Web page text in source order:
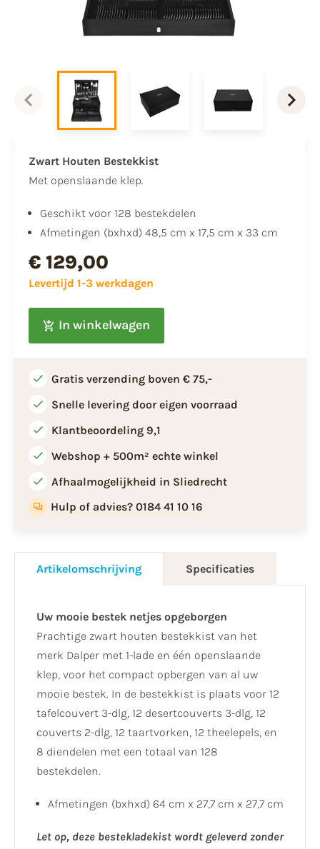
Zwart Houten Bestekkist
Met openslaande klep.
Geschikt voor 128 bestekdelen
Afmetingen (bxhxd) 48,5 cm x 17,5 cm x 33 cm
€ 129,00
Levertijd 1-3 werkdagen
In winkelwagen
Gratis verzending boven € 75,-
Snelle levering door eigen voorraad
Klantbeoordeling 9,1
Webshop + 500m² echte winkel
Afhaalmogelijkheid in Sliedrecht
Hulp of advies? 0184 41 10 16
Artikelomschrijving Specificaties
Uw mooie bestek netjes opgeborgen
Prachtige zwart houten bestekkist van het
merk Dalper met 1-lade en één openslaande
klep, voor het compact opbergen van al uw
mooie bestek. In de bestekkist is plaats voor 12
tafelcouvert 3-dlg, 12 desertcouverts 3-dlg, 12
couverts 2-dlg, 12 taartvorken, 12 theelepels, en
8 diendelen met een totaal van 128
bestekdelen.
Afmetingen (bxhxd) 64 cm x 27,7 cm x 27,7 cm
Let op, deze bestekladekist wordt geleverd zonder